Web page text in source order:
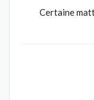
Certaine